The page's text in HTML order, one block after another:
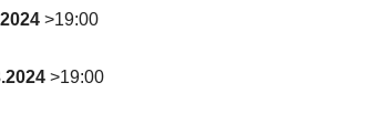
>19:00
>19:00